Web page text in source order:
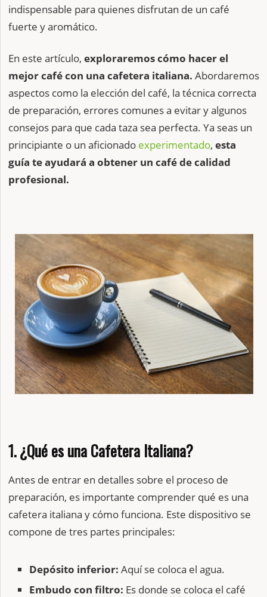
indispensable para quienes disfrutan de un café
fuerte y aromático.
En este artículo,exploraremos cómo hacer el
mejor café con una cafetera italiana. Abordaremos
aspectos como la elección del café, la técnica correcta
de preparación, errores comunes a evitar y algunos
consejos para que cada taza sea perfecta. Ya seas un
principiante o un aficionado experimentado, esta
guía te ayudará a obtener un café de calidad
profesional.
1. ¿Qué es una Cafetera Italiana?
Antes de entrar en detalles sobre el proceso de
preparación, es importante comprender qué es una
cafetera italiana y cómo funciona. Este dispositivo se
compone de tres partes principales:
Depósito inferior: Aquí se coloca el agua.
Embudo con filtro: Es donde se coloca el café